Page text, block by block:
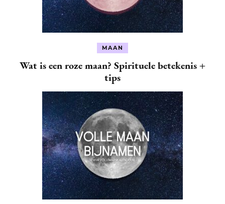
MAAN
Wat is een roze maan? Spirituele betekenis +
tips